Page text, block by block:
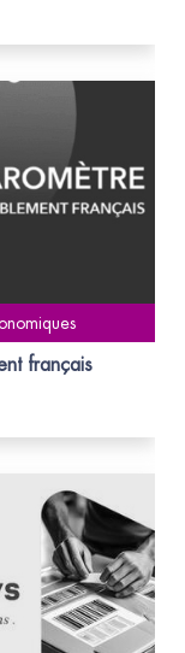
français